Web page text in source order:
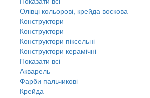
Олівці кольорові, крейда воскова
Конструктори
Конструктори
Конструктори піксельні
Конструктори керамічні
Показати всі
Акварель
Фарби пальчикові
Крейда